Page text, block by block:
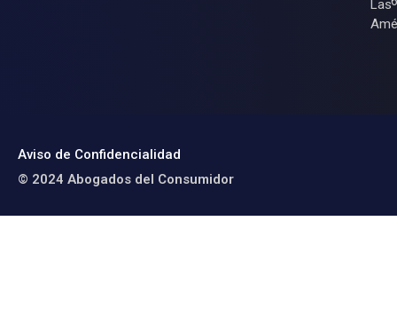
Las
Aviso de Confidencialidad
© 2024 Abogados del Consumidor